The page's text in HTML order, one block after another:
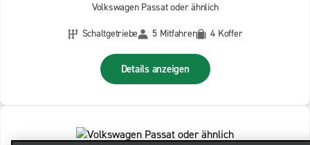
Volkswagen Passat oder ähnlich
Schaltgetriebe
5 Mitfahrer 4 Koffer
Details anzeigen